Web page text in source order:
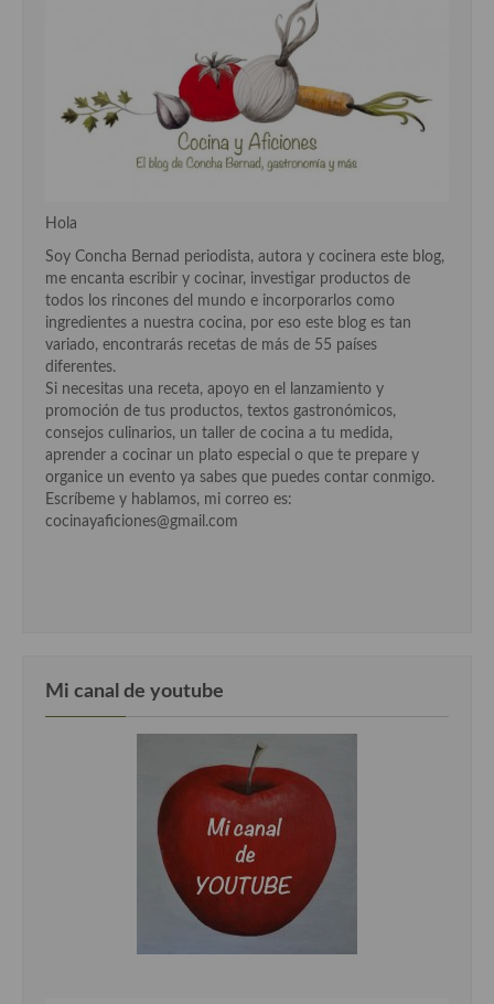
Hola
Soy Concha Bernad periodista, autora y cocinera este blog,
me encanta escribir y cocinar, investigar productos de
todos los rincones del mundo e incorporarlos como
ingredientes a nuestra cocina, por eso este blog es tan
variado, encontrarás recetas de más de 55 países
diferentes.
Si necesitas una receta, apoyo en el lanzamiento y
promoción de tus productos, textos gastronómicos,
consejos culinarios, un taller de cocina a tu medida,
aprender a cocinar un plato especial o que te prepare y
organice un evento ya sabes que puedes contar conmigo.
Escríbeme y hablamos, mi correo es:
cocinayaficiones@gmail.com
Mi canal de youtube